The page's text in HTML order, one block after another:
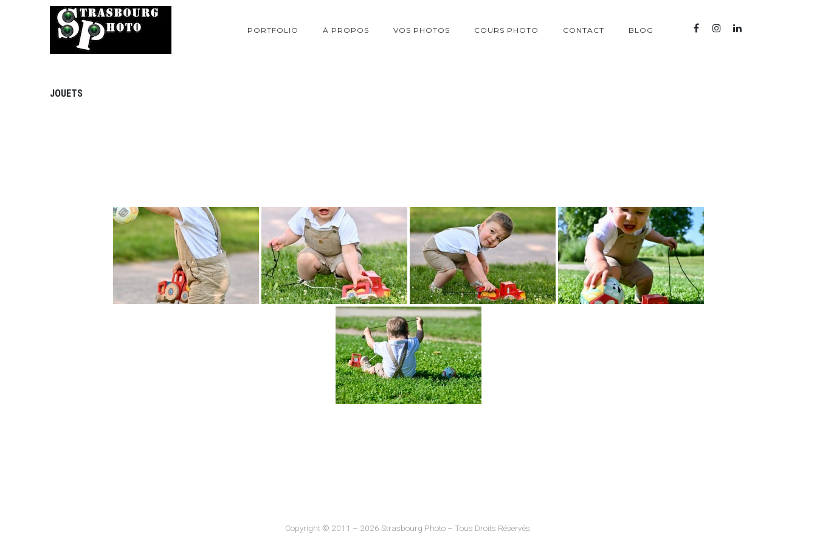
PORTFOLIO À PROPOS VOS PHOTOS COURS PHOTO CONTACT BLOG
JOUETS
Copyright © 2011 – 2026 Strasbourg Photo – Tous Droits Réservés.